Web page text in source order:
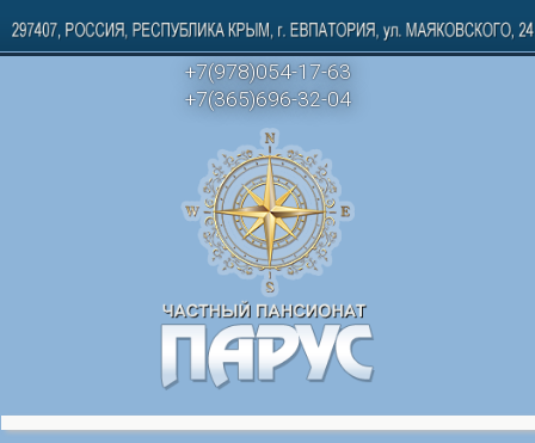
+7(978)054-17-63
+7(365)696-32-04